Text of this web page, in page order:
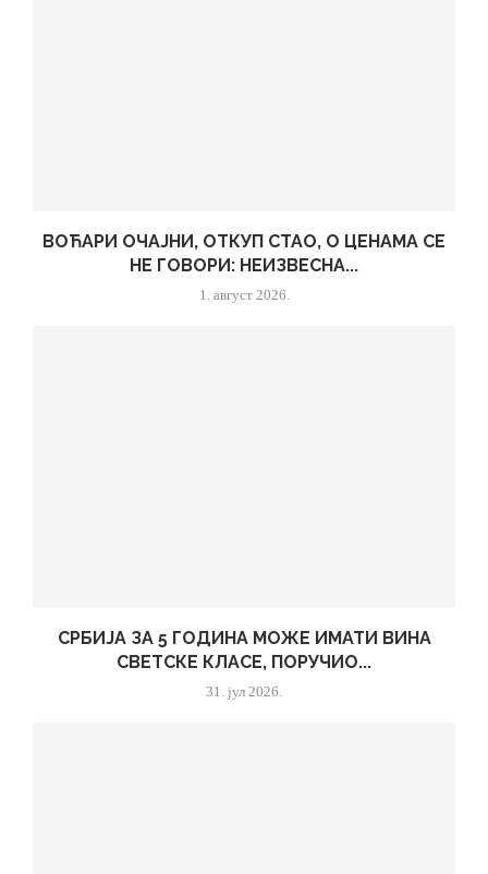
ВОЋАРИ ОЧАЈНИ, ОТКУП СТАО, О ЦЕНАМА СЕ
НЕ ГОВОРИ: НЕИЗВЕСНА...
1. август 2026.
СРБИЈА ЗА 5 ГОДИНА МОЖЕ ИМАТИ ВИНА
СВЕТСКЕ КЛАСЕ, ПОРУЧИО...
31. јул 2026.